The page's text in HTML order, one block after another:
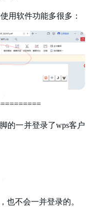
用软件功能多很多：
的一并登录了wps客户
也不会一并登录的。